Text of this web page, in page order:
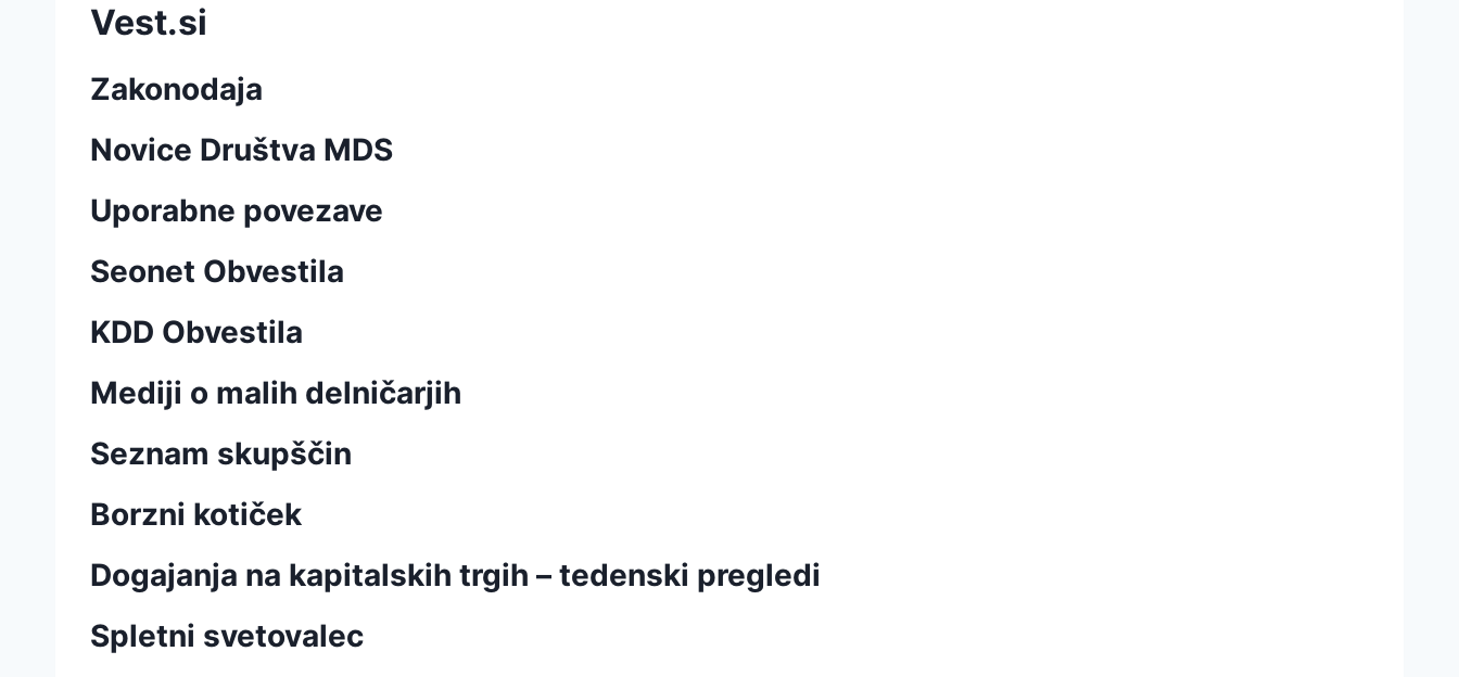
Vest.si
Zakonodaja
Novice Društva MDS
Uporabne povezave
Seonet Obvestila
KDD Obvestila
Mediji o malih delničarjih
Seznam skupščin
Borzni kotiček
Dogajanja na kapitalskih trgih – tedenski pregledi
Spletni svetovalec